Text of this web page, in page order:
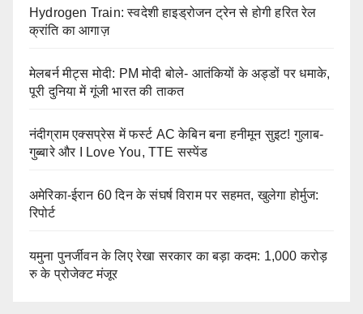
Hydrogen Train: स्वदेशी हाइड्रोजन ट्रेन से होगी हरित रेल
क्रांति का आगाज़
मेलबर्न मीट्स मोदी: PM मोदी बोले- आतंकियों के अड्डों पर धमाके,
पूरी दुनिया में गूंजी भारत की ताकत
नंदीग्राम एक्सप्रेस में फर्स्ट AC केबिन बना हनीमून सुइट! गुलाब-
गुब्बारे और I Love You, TTE सस्पेंड
अमेरिका-ईरान 60 दिन के संघर्ष विराम पर सहमत, खुलेगा होर्मुज:
रिपोर्ट
यमुना पुनर्जीवन के लिए रेखा सरकार का बड़ा कदम: 1,000 करोड़
रु के प्रोजेक्ट मंजूर